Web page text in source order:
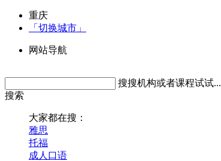
重庆
「切换城市」
网站导航
搜搜机构或者课程试试...
搜索
大家都在搜：
雅思
托福
成人口语